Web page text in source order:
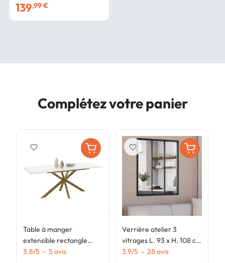
139,99 €
Complétez votre panier
Table à manger
extensible rectangle
ALIX 6-10 personnes
3.8/5 - 5 avis
favorite_border
Verrière atelier 3
vitrages L. 93 x H. 108 cm
en métal noir et verre
3.9/5 - 28 avis
favorite_border